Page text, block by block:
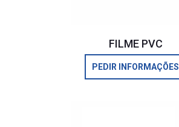
FILME PVC
PEDIR INFORMAÇÕES